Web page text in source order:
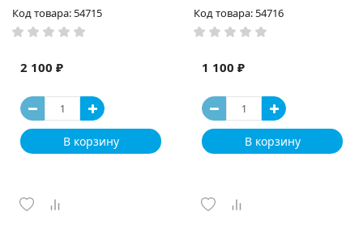
Код товара: 54715
2 100 ₽
В корзину
Код товара: 54716
1 100 ₽
В корзину